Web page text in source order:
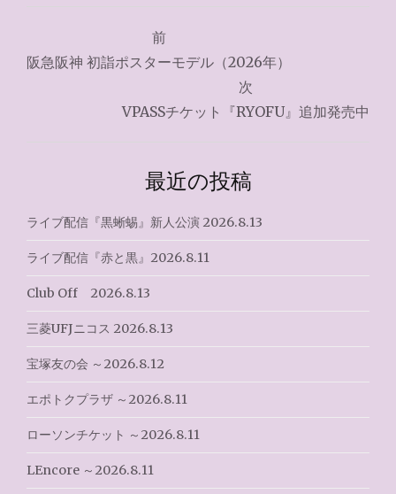
稿
シ
ョ
ン
前
阪急阪神 初詣ポスターモデル（2026年）
次
VPASSチケット『RYOFU』追加発売中
最近の投稿
ライブ配信『黒蜥蜴』新人公演 2026.8.13
ライブ配信『赤と黒』2026.8.11
Club Off 2026.8.13
三菱UFJニコス 2026.8.13
宝塚友の会 ～2026.8.12
エポトクプラザ ～2026.8.11
ローソンチケット ～2026.8.11
LEncore ～2026.8.11